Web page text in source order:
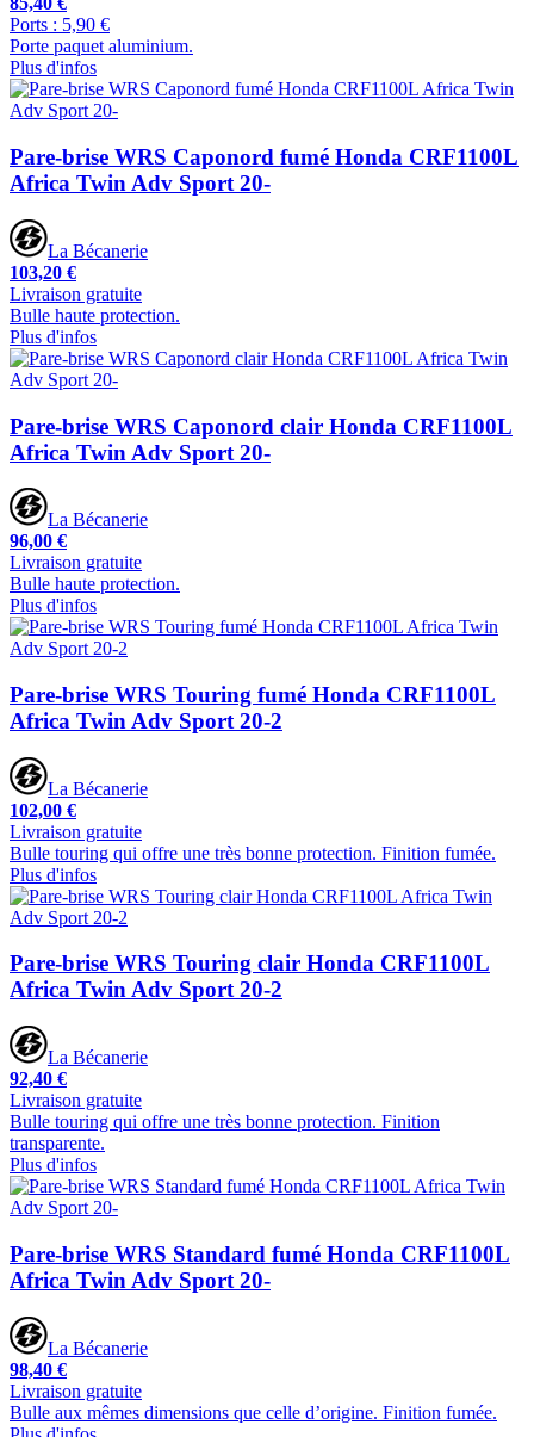
Ports : 5,90 €
Porte paquet aluminium.
Plus d'infos
Pare-brise WRS Caponord fumé Honda CRF1100L
Africa Twin Adv Sport 20-
La Bécanerie
103,20 €
Livraison gratuite
Bulle haute protection.
Plus d'infos
Pare-brise WRS Caponord clair Honda CRF1100L
Africa Twin Adv Sport 20-
La Bécanerie
96,00 €
Livraison gratuite
Bulle haute protection.
Plus d'infos
Pare-brise WRS Touring fumé Honda CRF1100L
Africa Twin Adv Sport 20-2
La Bécanerie
102,00 €
Livraison gratuite
Bulle touring qui offre une très bonne protection. Finition fumée.
Plus d'infos
Pare-brise WRS Touring clair Honda CRF1100L
Africa Twin Adv Sport 20-2
La Bécanerie
92,40 €
Livraison gratuite
Bulle touring qui offre une très bonne protection. Finition
transparente.
Plus d'infos
Pare-brise WRS Standard fumé Honda CRF1100L
Africa Twin Adv Sport 20-
La Bécanerie
98,40 €
Livraison gratuite
Bulle aux mêmes dimensions que celle d’origine. Finition fumée.